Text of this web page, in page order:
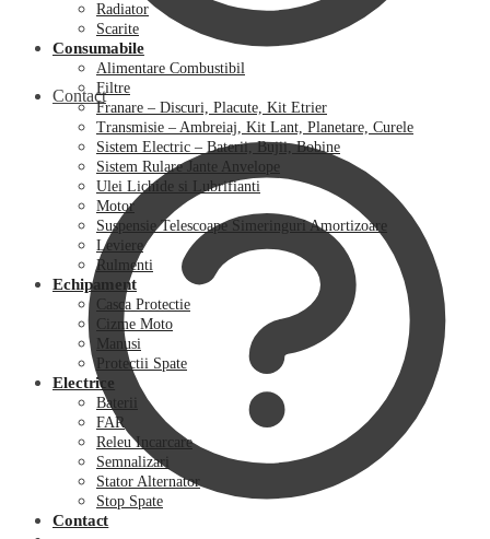
Contact
Radiator
Scarite
Consumabile
Alimentare Combustibil
Filtre
Franare – Discuri, Placute, Kit Etrier
Transmisie – Ambreiaj, Kit Lant, Planetare, Curele
Sistem Electric – Baterii, Bujii, Bobine
Sistem Rulare Jante Anvelope
Ulei Lichide si Lubrifianti
Motor
Suspensie Telescoape Simeringuri Amortizoare
Leviere
Rulmenti
Echipament
Casca Protectie
Cizme Moto
Manusi
Protectii Spate
Electrice
Baterii
FAR
Releu Incarcare
Semnalizari
Stator Alternator
Stop Spate
Contact